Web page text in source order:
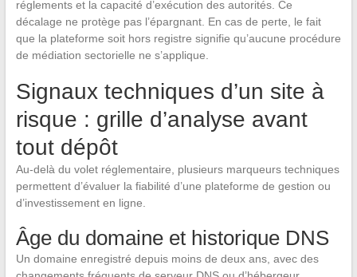
réglements et la capacité d’exécution des autorités. Ce
décalage ne protège pas l’épargnant. En cas de perte, le fait
que la plateforme soit hors registre signifie qu’aucune procédure
de médiation sectorielle ne s’applique.
Signaux techniques d’un site à
risque : grille d’analyse avant
tout dépôt
Au-delà du volet réglementaire, plusieurs marqueurs techniques
permettent d’évaluer la fiabilité d’une plateforme de gestion ou
d’investissement en ligne.
Âge du domaine et historique DNS
Un domaine enregistré depuis moins de deux ans, avec des